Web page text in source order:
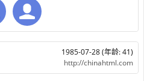
1985-07-28(年龄: 41)
http://chinahtml.com